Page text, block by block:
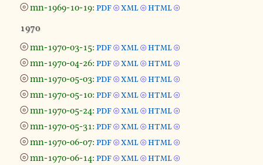
⦾mn-1969-10-19: pdf ⦾ xml ⦾ html ⦾
1970
⦾mn-1970-03-15: pdf ⦾ xml ⦾ html ⦾
⦾mn-1970-04-26: pdf ⦾ xml ⦾ html ⦾
⦾mn-1970-05-03: pdf ⦾ xml ⦾ html ⦾
⦾mn-1970-05-10: pdf ⦾ xml ⦾ html ⦾
⦾mn-1970-05-24: pdf ⦾ xml ⦾ html ⦾
⦾mn-1970-05-31: pdf ⦾ xml ⦾ html ⦾
⦾mn-1970-06-07: pdf ⦾ xml ⦾ html ⦾
⦾mn-1970-06-14: pdf ⦾ xml ⦾ html ⦾